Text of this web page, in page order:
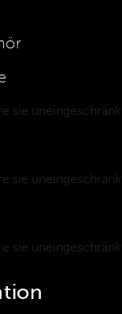
sie
sie
sie